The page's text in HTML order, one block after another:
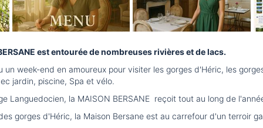
est entourée de nombreuses rivières et de lacs.
week-end en amoureux pour visiter les gorges d'Héric, les
jardin, piscine, Spa et vélo.
Languedocien, la MAISON BERSANE reçoit tout au long de
gorges d'Héric, la Maison Bersane est au carrefour d'un terroir